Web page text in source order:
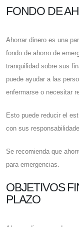
FONDO DE
Ahorrar dinero es una
fondo de ahorro de
tranquilidad sobre sus
puede ayudar a las
enfermarse o necesitar
Esto puede reducir el
con sus
Se recomienda que
para emergencias.
OBJETIVOS
PLAZO